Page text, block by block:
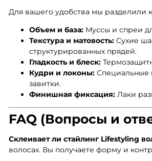
Для вашего удобства мы разделили
Объем и база:Муссы и спреи
Текстура и матовость:Сухие
структурированных прядей.
Гладкость и блеск:
Кудри и локоны:Специальные
завитки.
Финишная фиксация:Лаки
FAQ (Вопросы и
Склеивает ли стайлинг Lifestyling
волосах. Вы получаете форму и